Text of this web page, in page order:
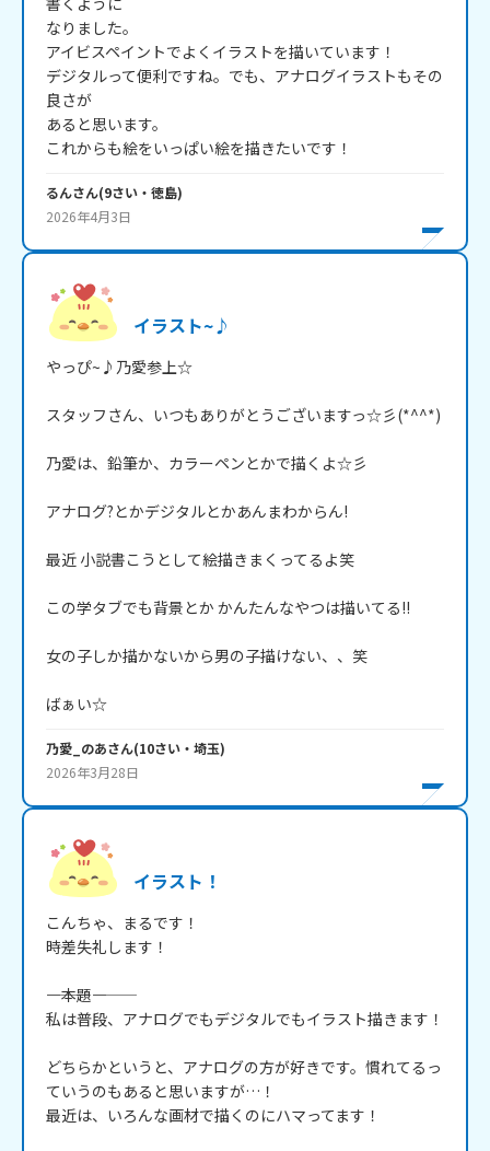
なりました。
アイビスペイントでよくイラストを描いています！
デジタルって便利ですね。でも、アナログイラストもその
良さが
あると思います。
これからも絵をいっぱい絵を描きたいです！
るんさん(9さい・ 徳島)
2026年4月3日
イラスト~♪
やっぴ~♪乃愛参上☆
スタッフさん、いつもありがとうございますっ☆彡(*^^*)
乃愛は、鉛筆か、カラーペンとかで描くよ☆彡
アナログ?とかデジタルとかあんまわからん!
最近 小説書こうとして絵描きまくってるよ笑
この学タブでも背景とか かんたんなやつは描いてる!!
女の子しか描かないから男の子描けない、、笑
ばぁい☆
乃愛_のあさん(10さい・ 埼玉)
2026年3月28日
イラスト！
こんちゃ、まるです！
時差失礼します！
――――本題――――
私は普段、アナログでもデジタルでもイラスト描きます！
どちらかというと、アナログの方が好きです。慣れてるっ
ていうのもあると思いますが…！
最近は、いろんな画材で描くのにハマってます！